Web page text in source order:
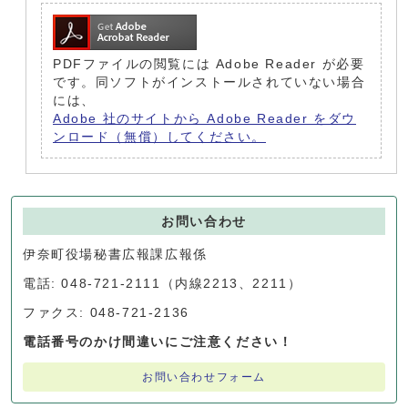
PDFファイルの閲覧には Adobe Reader が必要
です。同ソフトがインストールされていない場合
には、
Adobe 社のサイトから Adobe Reader をダウ
ンロード（無償）してください。
お問い合わせ
伊奈町役場秘書広報課広報係
電話: 048-721-2111（内線2213、2211）
ファクス: 048-721-2136
電話番号のかけ間違いにご注意ください！
お問い合わせフォーム